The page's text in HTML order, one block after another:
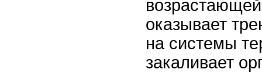
оказывает
на системы
закаливает